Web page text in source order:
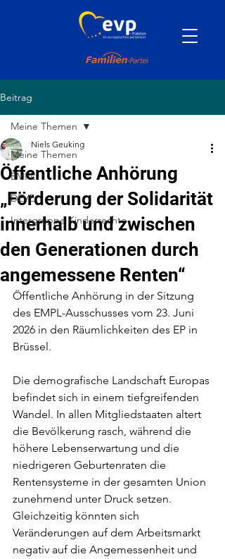
Beitrag
Meine Themen
EMPL
DEVE
Intergruppe Kinderrechte
Meine Themen
Öffentliche Anhörung
„Förderung der Solidarität
innerhalb und zwischen
den Generationen durch
angemessene Renten“
Niels Geuking
Öffentliche Anhörung in der Sitzung
des EMPL-Ausschusses vom 23. Juni
2026 in den Räumlichkeiten des EP in
Brüssel.
Die demografische Landschaft Europas
befindet sich in einem tiefgreifenden
Wandel. In allen Mitgliedstaaten altert
die Bevölkerung rasch, während die
höhere Lebenserwartung und die
niedrigeren Geburtenraten die
Rentensysteme in der gesamten Union
zunehmend unter Druck setzen.
Gleichzeitig könnten sich
Veränderungen auf dem Arbeitsmarkt
negativ auf die Angemessenheit und